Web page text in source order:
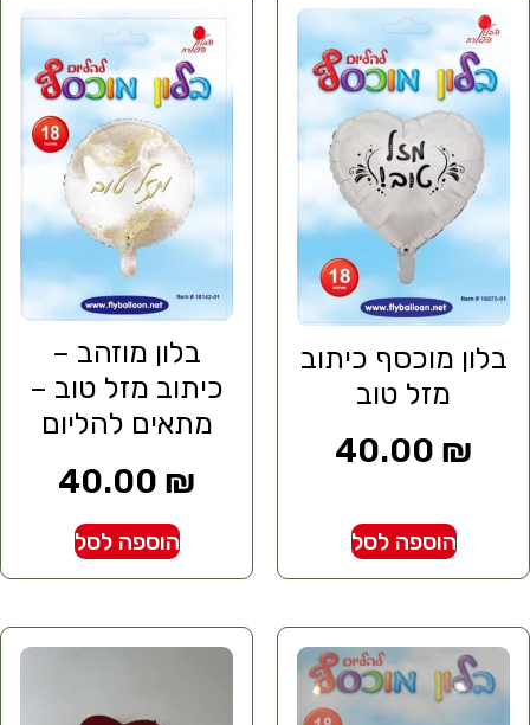
בלון מוכסף כיתוב
מזל טוב
40.00 ₪
הוספה לסל
בלון מוזהב –
כיתוב מזל טוב –
מתאים להליום
40.00 ₪
הוספה לסל